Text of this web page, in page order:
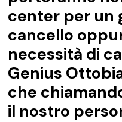
center per un
cancello
necessità di
Genius
che
il nostro